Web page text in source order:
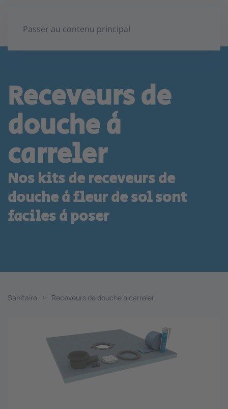
Passer au contenu principal
Receveurs de
douche à
carreler
Nos kits de receveurs de
douche à fleur de sol sont
faciles à poser
Sanitaire Receveurs de douche à carreler